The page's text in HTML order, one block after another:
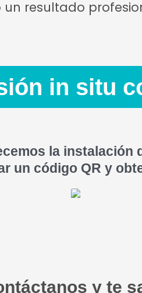
resultado
in situ
la
un código QR y
y te